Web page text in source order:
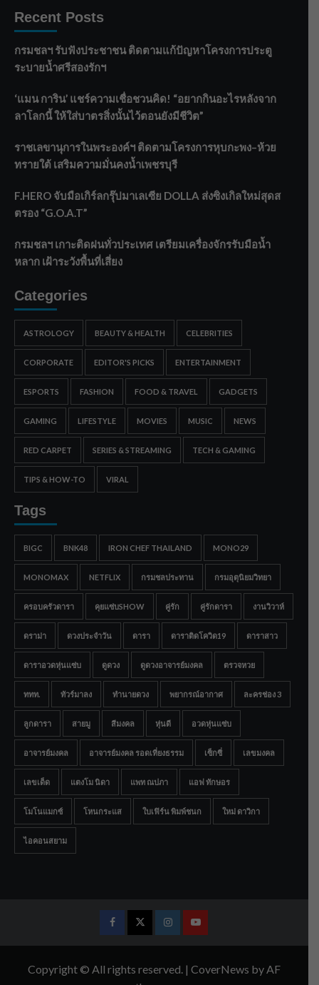
Recent Posts
กรมชลฯ รับฟังประชาชน ติดตามแก้ปัญหาโครงการประตู
ระบายน้ำศรีสองรักฯ
‘แมน การิน’ แชร์ความเชื่อชวนคิด! “อยากกินอะไรหลังจาก
ลาโลกนี้ ให้ใส่บาตรสิ่งนั้นไว้ตอนยังมีชีวิต”
ราชเลขานุการในพระองค์ฯ ติดตามโครงการหุบกะพง–ห้วย
ทรายใต้ เสริมความมั่นคงน้ำเพชรบุรี
F.HERO จับมือเกิร์ลกรุ๊ปมาเลเซีย DOLLA ส่งซิงเกิลใหม่สุดส
ตรอง “G.O.A.T”
กรมชลฯ เกาะติดฝนทั่วประเทศ เตรียมเครื่องจักรรับมือน้ำ
หลาก เฝ้าระวังพื้นที่เสี่ยง
Categories
ASTROLOGY BEAUTY & HEALTH CELEBRITIES
CORPORATE EDITOR'S PICKS ENTERTAINMENT
ESPORTS FASHION FOOD & TRAVEL GADGETS
GAMING LIFESTYLE MOVIES MUSIC NEWS
RED CARPET SERIES & STREAMING TECH & GAMING
TIPS & HOW-TO VIRAL
Tags
BIGC BNK48 IRON CHEF THAILAND MONO29
MONOMAX NETFLIX กรมชลประทาน กรมอุตุนิยมวิทยา
ครอบครัวดารา คุยแซ่บSHOW คู่รัก คู่รักดารา งานวิวาห์
ดราม่า ดวงประจำวัน ดารา ดาราติดโควิด19 ดาราสาว
ดาราอวดหุ่นแซ่บ ดูดวง ดูดวงอาจารย์มงคล ตรวจหวย
ททท. ทัวร์มาลง ทำนายดวง พยากรณ์อากาศ ละครช่อง 3
ลูกดารา สายมู สีมงคล หุ่นดี อวดหุ่นแซ่บ
อาจารย์มงคล อาจารย์มงคล รอดเที่ยงธรรม เซ็กซี่ เลขมงคล
เลขเด็ด แตงโม นิดา แพท ณปภา แอฟ ทักษอร
โมโนแมกซ์ โหนกระแส ใบเฟิร์น พิมพ์ชนก ใหม่ ดาวิกา
ไอคอนสยาม
FacebookTwitterInstagramYoutube
Copyright © All rights reserved. | CoverNews by AF